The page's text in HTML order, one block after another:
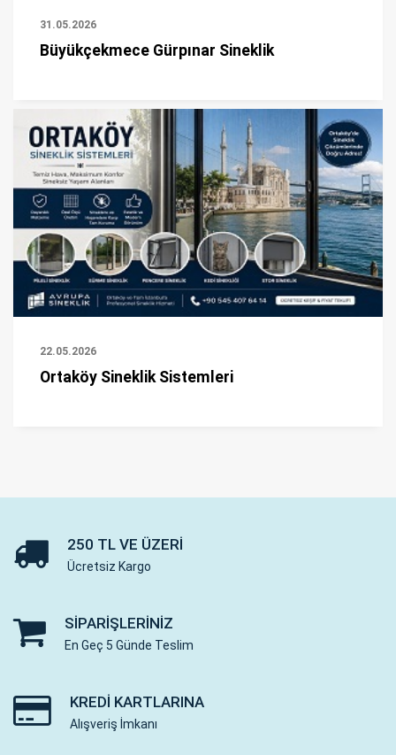
31.05.2026
Büyükçekmece Gürpınar Sineklik
22.05.2026
Ortaköy Sineklik Sistemleri
250 TL VE ÜZERI
Ücretsiz Kargo
SIPARIŞLERINIZ
En Geç 5 Günde Teslim
KREDI KARTLARINA
Alışveriş İmkanı